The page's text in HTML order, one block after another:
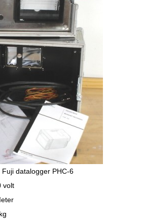
Fuji datalogger PHC-6
volt